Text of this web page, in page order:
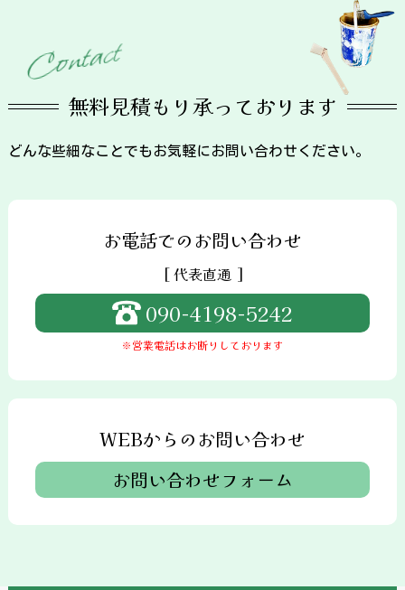
Contact
無料見積もり承っております
どんな些細なことでもお気軽にお問い合わせください。
お電話でのお問い合わせ
[ 代表直通 ]
090-4198-5242
※営業電話はお断りしております
WEBからのお問い合わせ
お問い合わせフォーム